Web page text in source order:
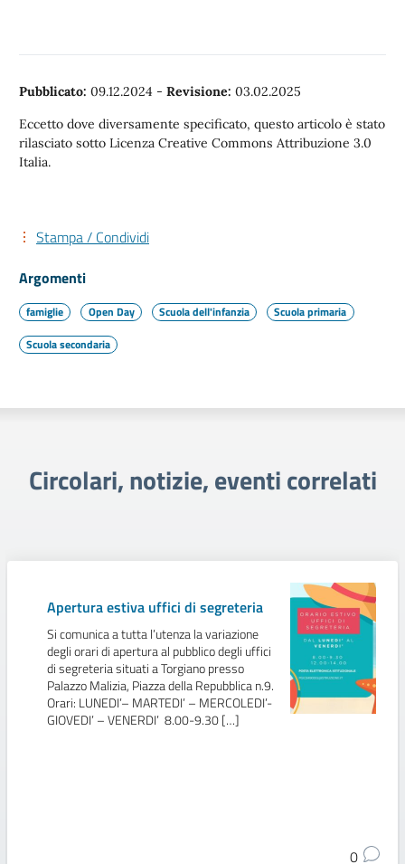
Pubblicato: 09.12.2024 - Revisione: 03.02.2025
Eccetto dove diversamente specificato, questo articolo è stato
rilasciato sotto Licenza Creative Commons Attribuzione 3.0
Italia.
Stampa / Condividi
Argomenti
famiglie Open Day Scuola dell'infanzia
Scuola primaria
Scuola secondaria
Circolari, notizie, eventi correlati
Apertura estiva uffici di segreteria
Si comunica a tutta l’utenza la variazione
degli orari di apertura al pubblico degli uffici
di segreteria situati a Torgiano presso
Palazzo Malizia, Piazza della Repubblica n.9.
Orari: LUNEDI’– MARTEDI’ – MERCOLEDI’-
GIOVEDI’ – VENERDI’ 8.00-9.30 […]
0